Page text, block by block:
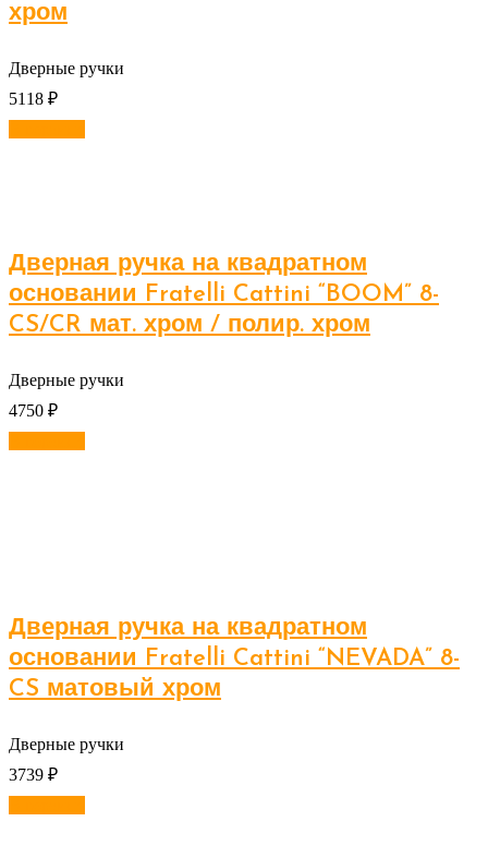
хром
Дверные ручки
5118 ₽
Дверная ручка на квадратном
основании Fratelli Cattini “BOOM” 8-
CS/CR мат. хром / полир. хром
Дверные ручки
4750 ₽
Дверная ручка на квадратном
основании Fratelli Cattini “NEVADA” 8-
CS матовый хром
Дверные ручки
3739 ₽